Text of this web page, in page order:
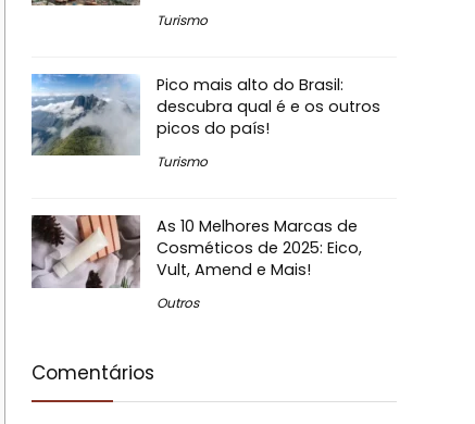
Turismo
Pico mais alto do Brasil:
descubra qual é e os outros
picos do país!
Turismo
As 10 Melhores Marcas de
Cosméticos de 2025: Eico,
Vult, Amend e Mais!
Outros
Comentários